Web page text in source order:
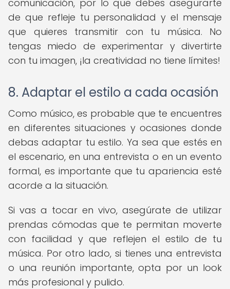
comunicación, por lo que debes asegurarte
de que refleje tu personalidad y el mensaje
que quieres transmitir con tu música. No
tengas miedo de experimentar y divertirte
con tu imagen, ¡la creatividad no tiene límites!
8. Adaptar el estilo a cada ocasión
Como músico, es probable que te encuentres
en diferentes situaciones y ocasiones donde
debas adaptar tu estilo. Ya sea que estés en
el escenario, en una entrevista o en un evento
formal, es importante que tu apariencia esté
acorde a la situación.
Si vas a tocar en vivo, asegúrate de utilizar
prendas cómodas que te permitan moverte
con facilidad y que reflejen el estilo de tu
música. Por otro lado, si tienes una entrevista
o una reunión importante, opta por un look
más profesional y pulido.